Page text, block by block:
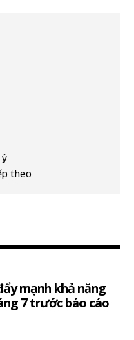
theo
mạnh khả năng
7 trước báo cáo